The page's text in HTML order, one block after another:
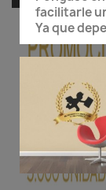
facilitarle
Ya que